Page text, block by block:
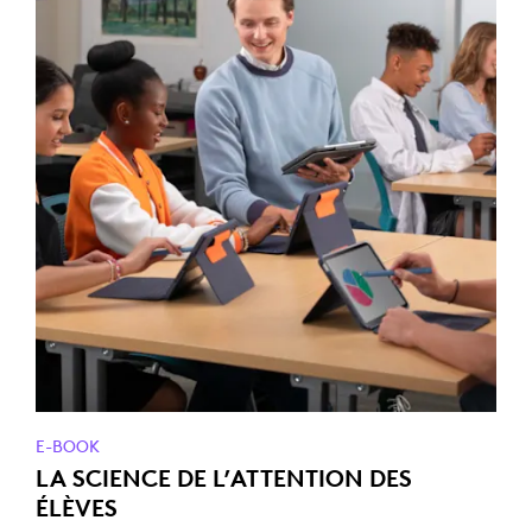
E-BOOK
LA SCIENCE DE L’ATTENTION DES
ÉLÈVES